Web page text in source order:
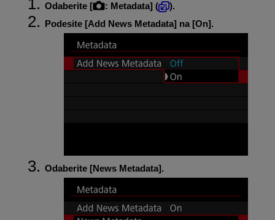
Odaberite [ : Metadata] (
).
Podesite [Add News Metadata] na [On].
Odaberite [News Metadata].